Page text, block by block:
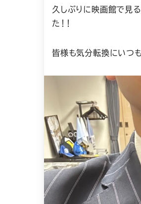
久しぶりに映画館で見
た！！
皆様も気分転換にいつ